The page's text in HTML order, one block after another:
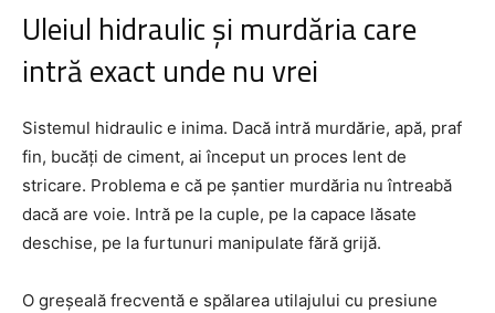
Uleiul hidraulic și murdăria care
intră exact unde nu vrei
Sistemul hidraulic e inima. Dacă intră murdărie, apă, praf
fin, bucăți de ciment, ai început un proces lent de
stricare. Problema e că pe șantier murdăria nu întreabă
dacă are voie. Intră pe la cuple, pe la capace lăsate
deschise, pe la furtunuri manipulate fără grijă.
O greșeală frecventă e spălarea utilajului cu presiune